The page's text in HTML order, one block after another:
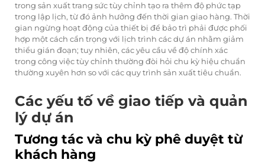
trong sản xuất trang sức tùy chỉnh tạo ra thêm độ phức tạp
trong lập lịch, từ đó ảnh hưởng đến thời gian giao hàng. Thời
gian ngừng hoạt động của thiết bị để bảo trì phải được phối
hợp một cách cẩn trọng với lịch trình các dự án nhằm giảm
thiểu gián đoạn; tuy nhiên, các yêu cầu về độ chính xác
trong công việc tùy chỉnh thường đòi hỏi chu kỳ hiệu chuẩn
thường xuyên hơn so với các quy trình sản xuất tiêu chuẩn.
Các yếu tố về giao tiếp và quản
lý dự án
Tương tác và chu kỳ phê duyệt từ
khách hàng